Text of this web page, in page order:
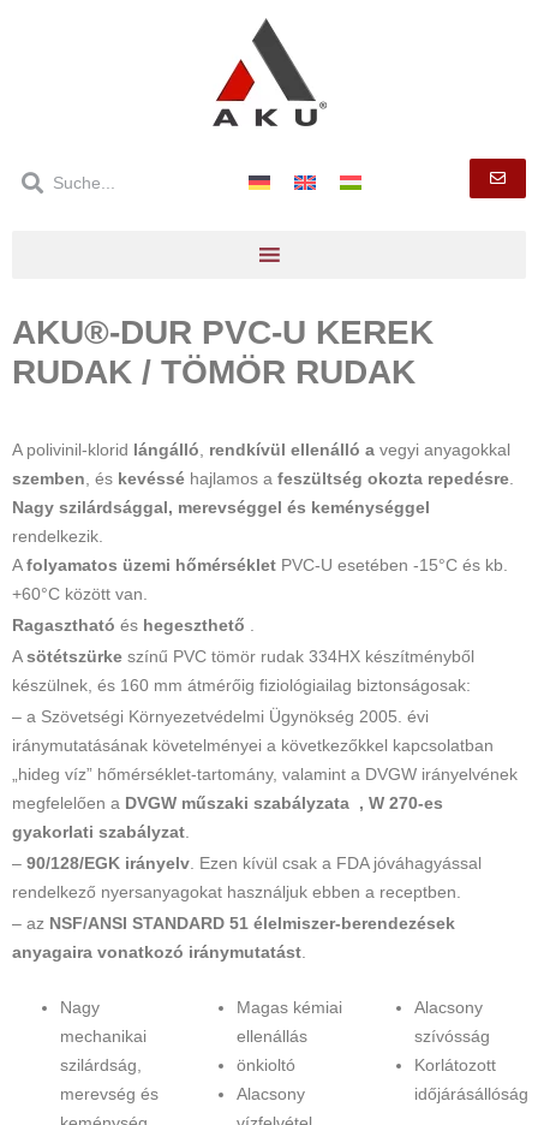
AKU®-DUR PVC-U KEREK
RUDAK / TÖMÖR RUDAK
A polivinil-klorid lángálló, rendkívül ellenálló a vegyi anyagokkal
szemben, és kevéssé hajlamos a feszültség okozta repedésre.
Nagy szilárdsággal, merevséggel és keménységgel
rendelkezik.
Afolyamatos üzemi hőmérséklet PVC-U esetében -15°C és kb.
+60°C között van.
Ragasztható és hegeszthető .
Asötétszürke színű PVC tömör rudak 334HX készítményből
készülnek, és 160 mm átmérőig fiziológiailag biztonságosak:
– a Szövetségi Környezetvédelmi Ügynökség 2005. évi
iránymutatásának követelményei a következőkkel kapcsolatban
„hideg víz” hőmérséklet-tartomány, valamint a DVGW irányelvének
megfelelően a DVGW műszaki szabályzata , W 270-es
gyakorlati szabályzat.
– 90/128/EGK irányelv. Ezen kívül csak a FDA jóváhagyással
rendelkező nyersanyagokat használjuk ebben a receptben.
– az NSF/ANSI STANDARD 51 élelmiszer-berendezések
anyagaira vonatkozó iránymutatást.
Nagy
mechanikai
szilárdság,
merevség és
Magas kémiai
ellenállás
önkioltó
Alacsony
Alacsony
szívósság
Korlátozott
időjárásállóság